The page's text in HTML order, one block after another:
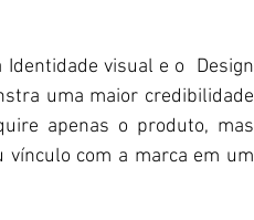
visual e o  Design
uma maior credibilidade
apenas o produto, mas
vínculo com a marca em um